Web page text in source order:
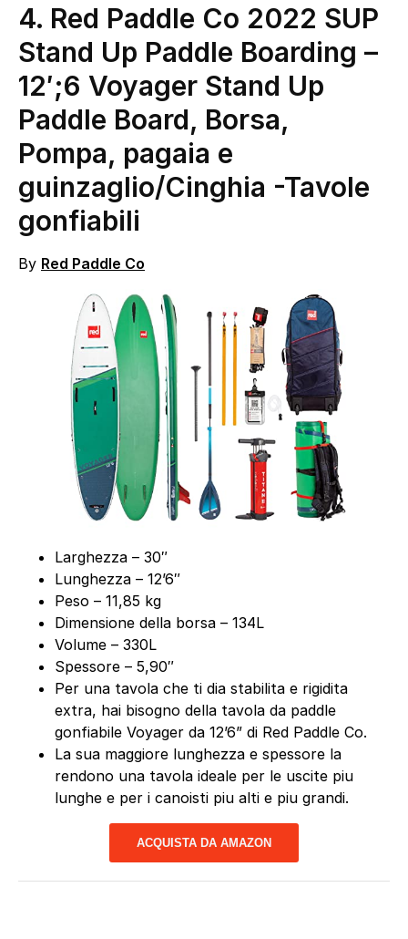
4. Red Paddle Co 2022 SUP
Stand Up Paddle Boarding –
12′;6 Voyager Stand Up
Paddle Board, Borsa,
Pompa, pagaia e
guinzaglio/Cinghia -Tavole
gonfiabili
By Red Paddle Co
Larghezza – 30″
Lunghezza – 12’6″
Peso – 11,85 kg
Dimensione della borsa – 134L
Volume – 330L
Spessore – 5,90″
Per una tavola che ti dia stabilita e rigidita
extra, hai bisogno della tavola da paddle
gonfiabile Voyager da 12’6” di Red Paddle Co.
La sua maggiore lunghezza e spessore la
rendono una tavola ideale per le uscite piu
lunghe e per i canoisti piu alti e piu grandi.
ACQUISTA DA AMAZON